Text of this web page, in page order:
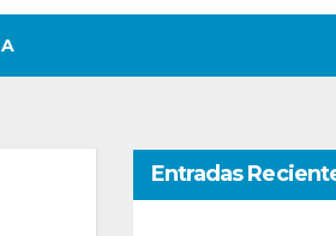
Entradas